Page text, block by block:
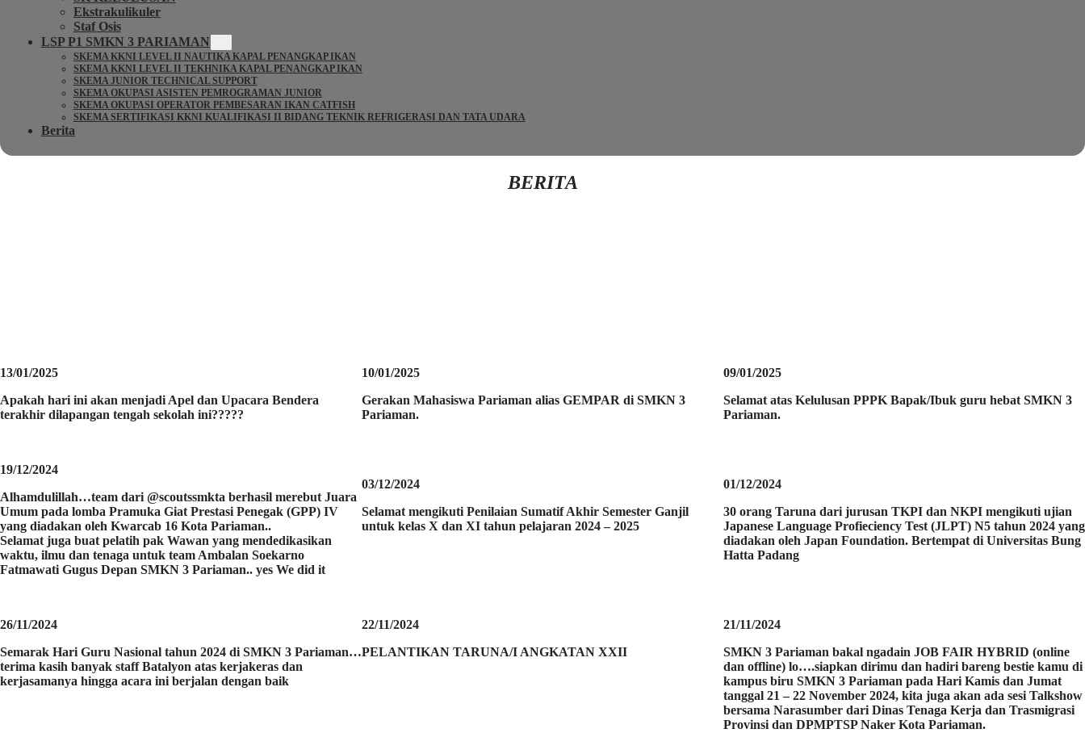
Ekstrakulikuler
Staf Osis
LSP P1 SMKN 3 PARIAMAN
SKEMA KKNI LEVEL II NAUTIKA KAPAL PENANGKAP IKAN
SKEMA KKNI LEVEL II TEKHNIKA KAPAL PENANGKAP IKAN
SKEMA JUNIOR TECHNICAL SUPPORT
SKEMA OKUPASI ASISTEN PEMROGRAMAN JUNIOR
SKEMA OKUPASI OPERATOR PEMBESARAN IKAN CATFISH
SKEMA SERTIFIKASI KKNI KUALIFIKASI II BIDANG TEKNIK REFRIGERASI DAN TATA UDARA
Berita
BERITA
13/01/2025
Apakah hari ini akan menjadi Apel dan Upacara Bendera
terakhir dilapangan tengah sekolah ini?????
19/12/2024
Alhamdulillah…team dari @scoutssmkta berhasil merebut Juara
Umum pada lomba Pramuka Giat Prestasi Penegak (GPP) IV
yang diadakan oleh Kwarcab 16 Kota Pariaman..
Selamat juga buat pelatih pak Wawan yang mendedikasikan
waktu, ilmu dan tenaga untuk team Ambalan Soekarno
Fatmawati Gugus Depan SMKN 3 Pariaman.. yes We did it
10/01/2025
Gerakan Mahasiswa Pariaman alias GEMPAR di SMKN 3
Pariaman.
03/12/2024
Selamat mengikuti Penilaian Sumatif Akhir Semester Ganjil
untuk kelas X dan XI tahun pelajaran 2024 – 2025
09/01/2025
Selamat atas Kelulusan PPPK Bapak/Ibuk guru hebat SMKN 3
Pariaman.
01/12/2024
30 orang Taruna dari jurusan TKPI dan NKPI mengikuti ujian
Japanese Language Profieciency Test (JLPT) N5 tahun 2024 yang
diadakan oleh Japan Foundation. Bertempat di Universitas Bung
Hatta Padang
26/11/2024
Semarak Hari Guru Nasional tahun 2024 di SMKN 3 Pariaman…
terima kasih banyak staff Batalyon atas kerjakeras dan
kerjasamanya hingga acara ini berjalan dengan baik
22/11/2024
PELANTIKAN TARUNA/I ANGKATAN XXII
21/11/2024
SMKN 3 Pariaman bakal ngadain JOB FAIR HYBRID (online
dan offline) lo….siapkan dirimu dan hadiri bareng bestie kamu di
kampus biru SMKN 3 Pariaman pada Hari Kamis dan Jumat
tanggal 21 – 22 November 2024, kita juga akan ada sesi Talkshow
bersama Narasumber dari Dinas Tenaga Kerja dan Trasmigrasi
Provinsi dan DPMPTSP Naker Kota Pariaman.